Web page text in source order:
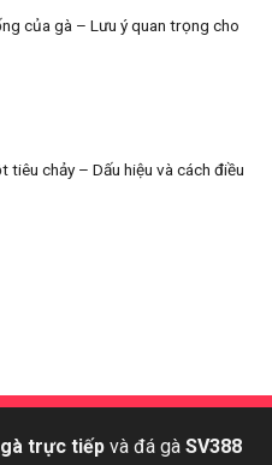
của gà – Lưu ý quan trọng cho
tiêu chảy – Dấu hiệu và cách điều
trực tiếp và đá gà SV388